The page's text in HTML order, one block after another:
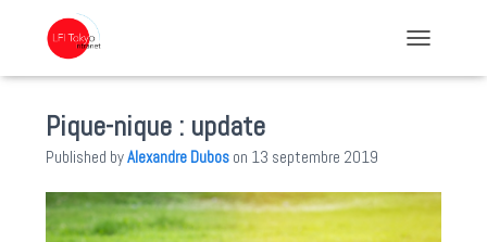
Pique-nique : update
Published byAlexandre Dubos on 13 septembre 2019